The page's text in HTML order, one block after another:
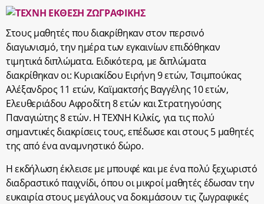
Στους μαθητές που διακρίθηκαν στον περσινό
διαγωνισμό, την ημέρα των εγκαινίων επιδόθηκαν
τιμητικά διπλώματα. Ειδικότερα, με διπλώματα
διακρίθηκαν οι: Κυριακίδου Ειρήνη 9 ετών, Τσιμπούκας
Αλέξανδρος 11 ετών, Καϊμακτσής Βαγγέλης 10 ετών,
Ελευθεριάδου Αφροδίτη 8 ετών και Στρατηγούσης
Παναγιώτης 8 ετών. Η ΤΕΧΝΗ Κιλκίς, για τις πολύ
σημαντικές διακρίσεις τους, επέδωσε και στους 5 μαθητές
της από ένα αναμνηστικό δώρο.
Η εκδήλωση έκλεισε με μπουφέ και με ένα πολύ ξεχωριστό
διαδραστικό παιχνίδι, όπου οι μικροί μαθητές έδωσαν την
ευκαιρία στους μεγάλους να δοκιμάσουν τις ζωγραφικές